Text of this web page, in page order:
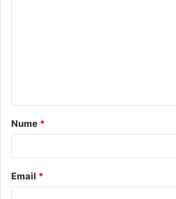
a
r
*
Nume *
Email *